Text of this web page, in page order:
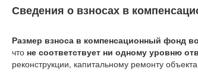
Сведения о взносах в
Размер взноса в компенсационный фонд
что не соответствует ни одному уровню
реконструкции, капитальному ремонту